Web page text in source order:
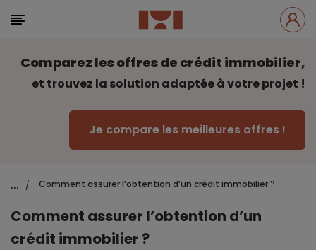
Comparez les offres de crédit immobilier,
et trouvez la solution adaptée à votre projet !
Je compare les meilleures offres !
... / Comment assurer l’obtention d’un crédit immobilier ?
Comment assurer l’obtention d’un
crédit immobilier ?